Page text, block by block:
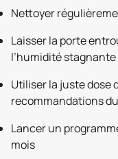
Nettoyer
Laisser la porte
l’humidité stagnante
Utiliser la juste dose
recommandations
Lancer un
mois